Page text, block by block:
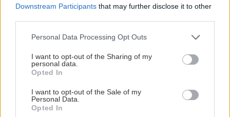
Downstream Participants that may further disclose it to other
Please note that this website/app uses one or more Google
not limited to your visit or usage behaviour. You may click to
grant or deny consent to Google and its third-party tags to
use your data for below specified purposes in below Google
consent section.
Personal Data Processing Opt Outs
I want to opt-out of the Sharing of my
personal data.
Opted In
I want to opt-out of the Sale of my
Personal Data.
Opted In
Nekupujte drahé lapače: Vyrobte si za 5 minút
domácu pascu na osy a sršne, ktorá ich
nepustí von
Čo robiť, ak paradajky dozrievajú pomaly? Trik
s odlisťovaním funguje aj cez leto, ale pozor na